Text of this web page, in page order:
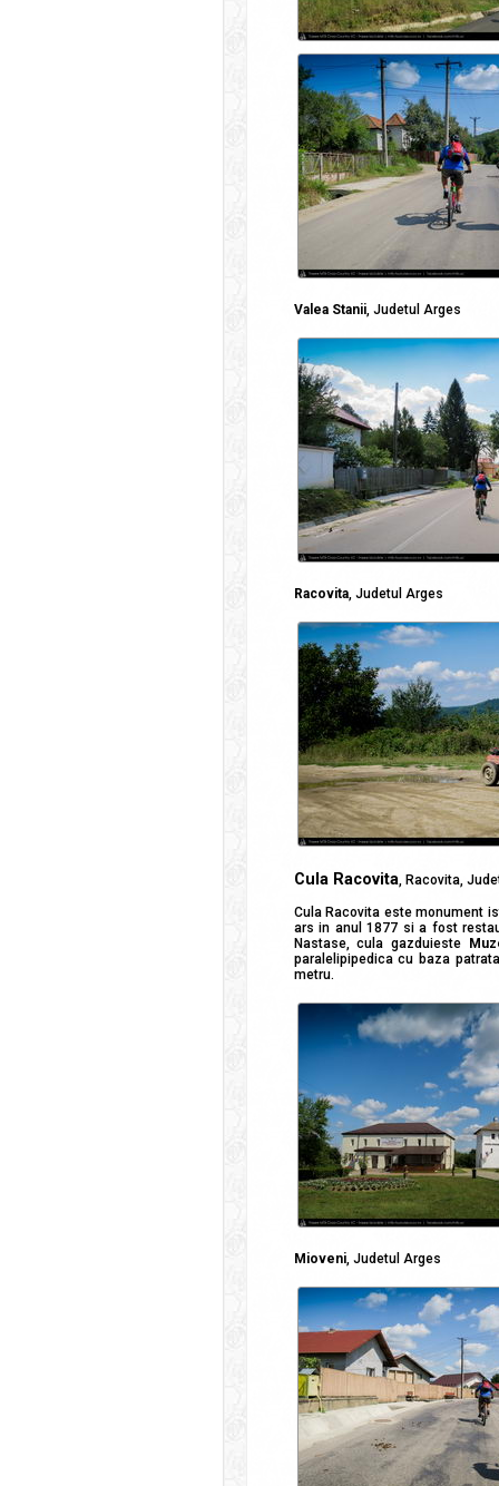
Valea Stanii, Judetul Arges
Racovita, Judetul Arges
Cula Racovita, Racovita,
Cula Racovita este monument
ars in anul 1877 si a fost
Nastase, cula gazduieste
paralelipipedica cu baza
metru.
Mioveni, Judetul Arges